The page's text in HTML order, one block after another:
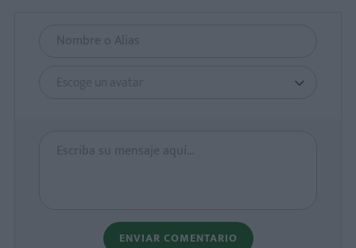
Escoge un avatar
ENVIAR COMENTARIO